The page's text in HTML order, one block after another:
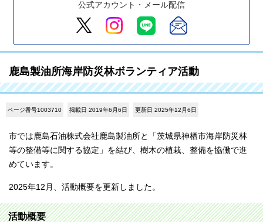
公式アカウント・メール配信
鹿島製油所海岸防災林ボランティア活動
ページ番号1003710 掲載日 2019年6月6日 更新日 2025年12月6日
市では鹿島石油株式会社鹿島製油所と「茨城県神栖市海岸防災林
等の整備等に関する協定」を結び、樹木の植栽、整備を協働で進
めています。
2025年12月、活動概要を更新しました。
活動概要